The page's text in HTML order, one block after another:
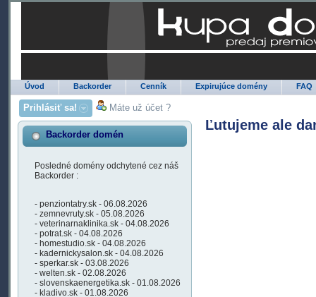
Úvod Backorder Cenník Expirujúce domény FAQ
Prihlásiť sa! Máte už účet ?
Backorder domén
Posledné domény odchytené cez náš
Backorder :
- penziontatry.sk - 06.08.2026
- zemnevruty.sk - 05.08.2026
- veterinarnaklinika.sk - 04.08.2026
- potrat.sk - 04.08.2026
- homestudio.sk - 04.08.2026
- kadernickysalon.sk - 04.08.2026
- sperkar.sk - 03.08.2026
- welten.sk - 02.08.2026
- slovenskaenergetika.sk - 01.08.2026
- kladivo.sk - 01.08.2026
Ľutujeme ale